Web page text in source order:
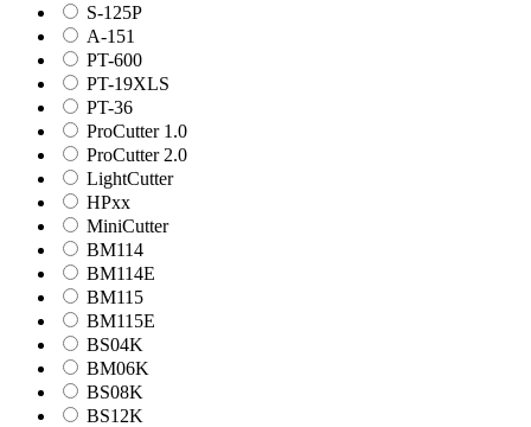
S-125P
А-151
PT-600
PT-19XLS
PT-36
ProCutter 1.0
ProCutter 2.0
LightCutter
HPxx
MiniCutter
BM114
BM114E
BM115
BM115E
BS04K
BM06K
BS08K
BS12K